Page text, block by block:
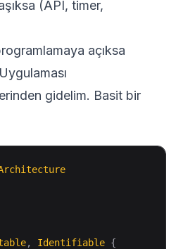
(API, timer,
açıksa
gidelim. Basit bir
, Identifiable {